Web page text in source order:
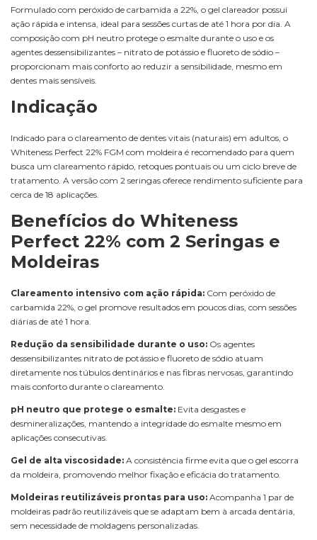
Formulado com peróxido de carbamida a 22%, o gel clareador possui
ação rápida e intensa, ideal para sessões curtas de até 1 hora por dia. A
composição com pH neutro protege o esmalte durante o uso e os
agentes dessensibilizantes – nitrato de potássio e fluoreto de sódio –
proporcionam mais conforto ao reduzir a sensibilidade, mesmo em
dentes mais sensíveis.
Indicação
Indicado para o clareamento de dentes vitais (naturais) em adultos, o
Whiteness Perfect 22% FGM com moldeira é recomendado para quem
busca um clareamento rápido, retoques pontuais ou um ciclo breve de
tratamento. A versão com 2 seringas oferece rendimento suficiente para
cerca de 18 aplicações.
Benefícios do Whiteness
Perfect 22% com 2 Seringas e
Moldeiras
Clareamento intensivo com ação rápida: Com peróxido de
carbamida 22%, o gel promove resultados em poucos dias, com sessões
diárias de até 1 hora.
Redução da sensibilidade durante o uso: Os agentes
dessensibilizantes nitrato de potássio e fluoreto de sódio atuam
diretamente nos túbulos dentinários e nas fibras nervosas, garantindo
mais conforto durante o clareamento.
pH neutro que protege o esmalte: Evita desgastes e
desmineralizações, mantendo a integridade do esmalte mesmo em
aplicações consecutivas.
Gel de alta viscosidade: A consistência firme evita que o gel escorra
da moldeira, promovendo melhor fixação e eficácia do tratamento.
Moldeiras reutilizáveis prontas para uso: Acompanha 1 par de
moldeiras padrão reutilizáveis que se adaptam bem à arcada dentária,
sem necessidade de moldagens personalizadas.